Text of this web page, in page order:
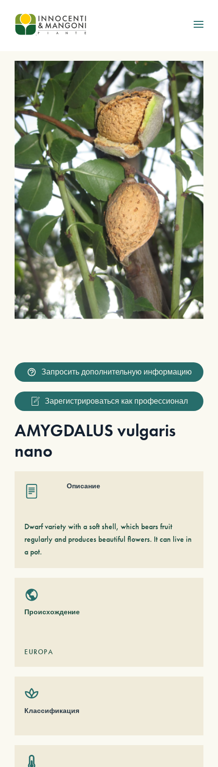
Skip to main content
Запросить дополнительную информацию
Зарегистрироваться как профессионал
AMYGDALUS vulgaris
nano
Описание
Dwarf variety with a soft shell, which bears fruit
regularly and produces beautiful flowers. It can live in
a pot.
Происхождение
EUROPA
Классификация